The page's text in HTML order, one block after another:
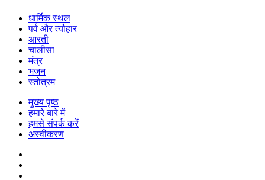
धार्मिक स्थल
पर्व और त्यौहार
आरती
चालीसा
मंत्र
भजन
स्तोत्रम
मुख्य पृष्ठ
हमारे बारे में
हमसे संपर्क करें
अस्वीकरण